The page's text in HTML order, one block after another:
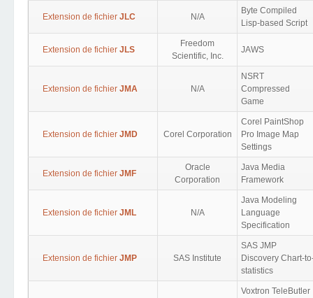
Extension de fichier JLC N/A
Byte Compiled
Lisp-based Script
Extension de fichier JLS
Freedom
Scientific, Inc.
JAWS
Extension de fichier JMA N/A
NSRT
Compressed
Game
Extension de fichier JMD Corel Corporation
Corel PaintShop
Pro Image Map
Settings
Extension de fichier JMF
Oracle
Corporation
Java Media
Framework
Extension de fichier JML N/A
Java Modeling
Language
Specification
Extension de fichier JMP SAS Institute
SAS JMP
Discovery Chart-
statistics
Voxtron TeleButler